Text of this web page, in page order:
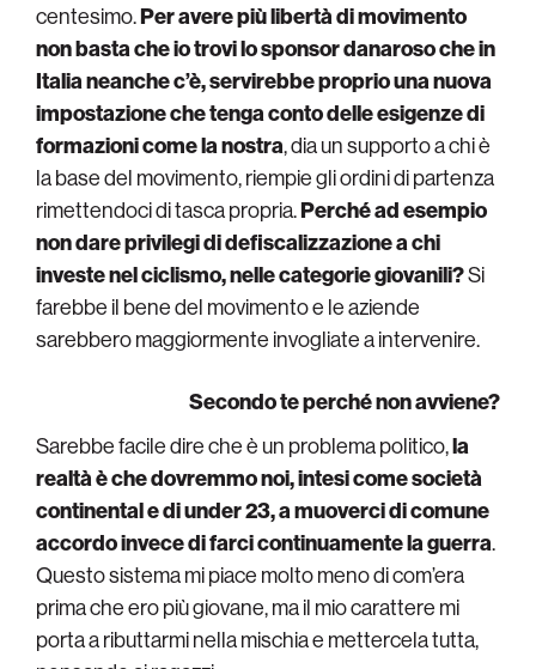
centesimo.Per avere più libertà di movimento
non basta che io trovi lo sponsor danaroso che in
Italia neanche c’è, servirebbe proprio una nuova
impostazione che tenga conto delle esigenze di
formazioni come la nostra, dia un supporto a chi è
la base del movimento, riempie gli ordini di partenza
rimettendoci di tasca propria.Perché ad esempio
non dare privilegi di defiscalizzazione a chi
investe nel ciclismo, nelle categorie giovanili?Si
farebbe il bene del movimento e le aziende
sarebbero maggiormente invogliate a intervenire.
Secondo te perché non avviene?
Sarebbe facile dire che è un problema politico,la
realtà è che dovremmo noi, intesi come società
continental e di under 23, a muoverci di comune
accordo invece di farci continuamente la guerra.
Questo sistema mi piace molto meno di com’era
prima che ero più giovane, ma il mio carattere mi
porta a ributtarmi nella mischia e mettercela tutta,